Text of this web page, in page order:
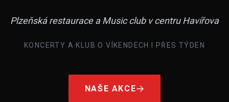
Plzeňská restaurace a Music club v centru Havířova
KONCERTY A KLUB O VÍKENDECH I PŘES TÝDEN
NAŠE AKCE